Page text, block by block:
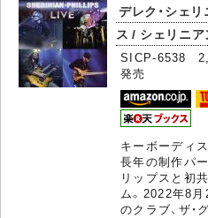
デレク・シェ
ス / シェリニ
SICP-6538
発売
キーボーディ
長年の制作パ
リップスと初
ム。2022年8
のクラブ、ザ